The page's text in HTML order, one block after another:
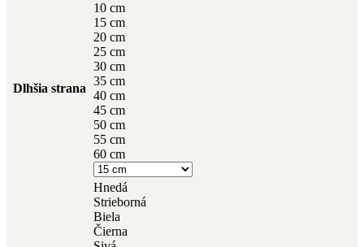
Dlhšia strana
10 cm
15 cm
20 cm
25 cm
30 cm
35 cm
40 cm
45 cm
50 cm
55 cm
60 cm
Hnedá
Strieborná
Biela
Čierna